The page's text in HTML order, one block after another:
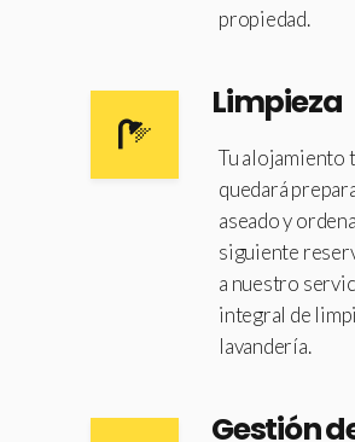
propiedad.
Limpieza
Tu alojamiento
quedará
aseado y
siguiente
a nuestro
integral de
lavandería.
Gestión